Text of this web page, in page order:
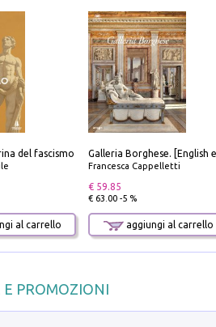
del fascismo
al carrello
Francesca Cappelletti
€ 59.85
€ 63.00 -5 %
aggiungi al carrello
E PROMOZIONI